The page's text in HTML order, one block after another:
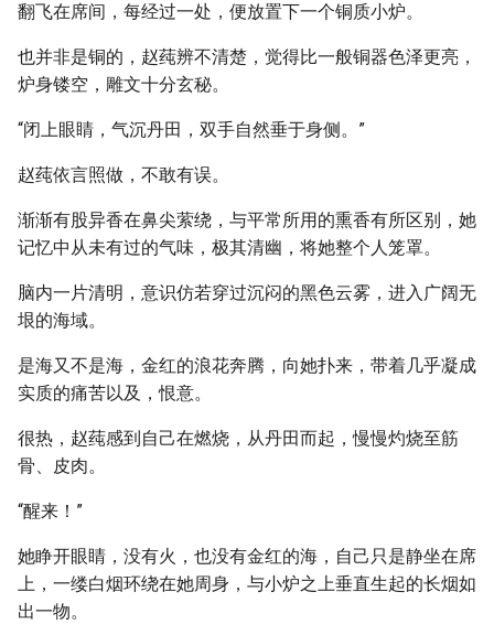
翻飞在席间，每经过一处，便放置下一个铜质小炉。
也并非是铜的，赵莼辨不清楚，觉得比一般铜器色泽更亮，
炉身镂空，雕文十分玄秘。
“闭上眼睛，气沉丹田，双手自然垂于身侧。”
赵莼依言照做，不敢有误。
渐渐有股异香在鼻尖萦绕，与平常所用的熏香有所区别，她
记忆中从未有过的气味，极其清幽，将她整个人笼罩。
脑内一片清明，意识仿若穿过沉闷的黑色云雾，进入广阔无
垠的海域。
是海又不是海，金红的浪花奔腾，向她扑来，带着几乎凝成
实质的痛苦以及，恨意。
很热，赵莼感到自己在燃烧，从丹田而起，慢慢灼烧至筋
骨、皮肉。
“醒来！”
她睁开眼睛，没有火，也没有金红的海，自己只是静坐在席
上，一缕白烟环绕在她周身，与小炉之上垂直生起的长烟如
出一物。